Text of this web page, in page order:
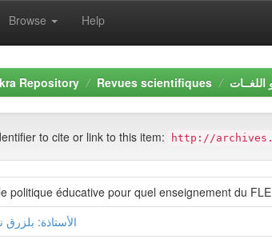
Browse Help
Repository Revues scientifiques
to cite or link to this item: http://
politique éducative pour quel enseignement du
الأستاذة: بلزرق